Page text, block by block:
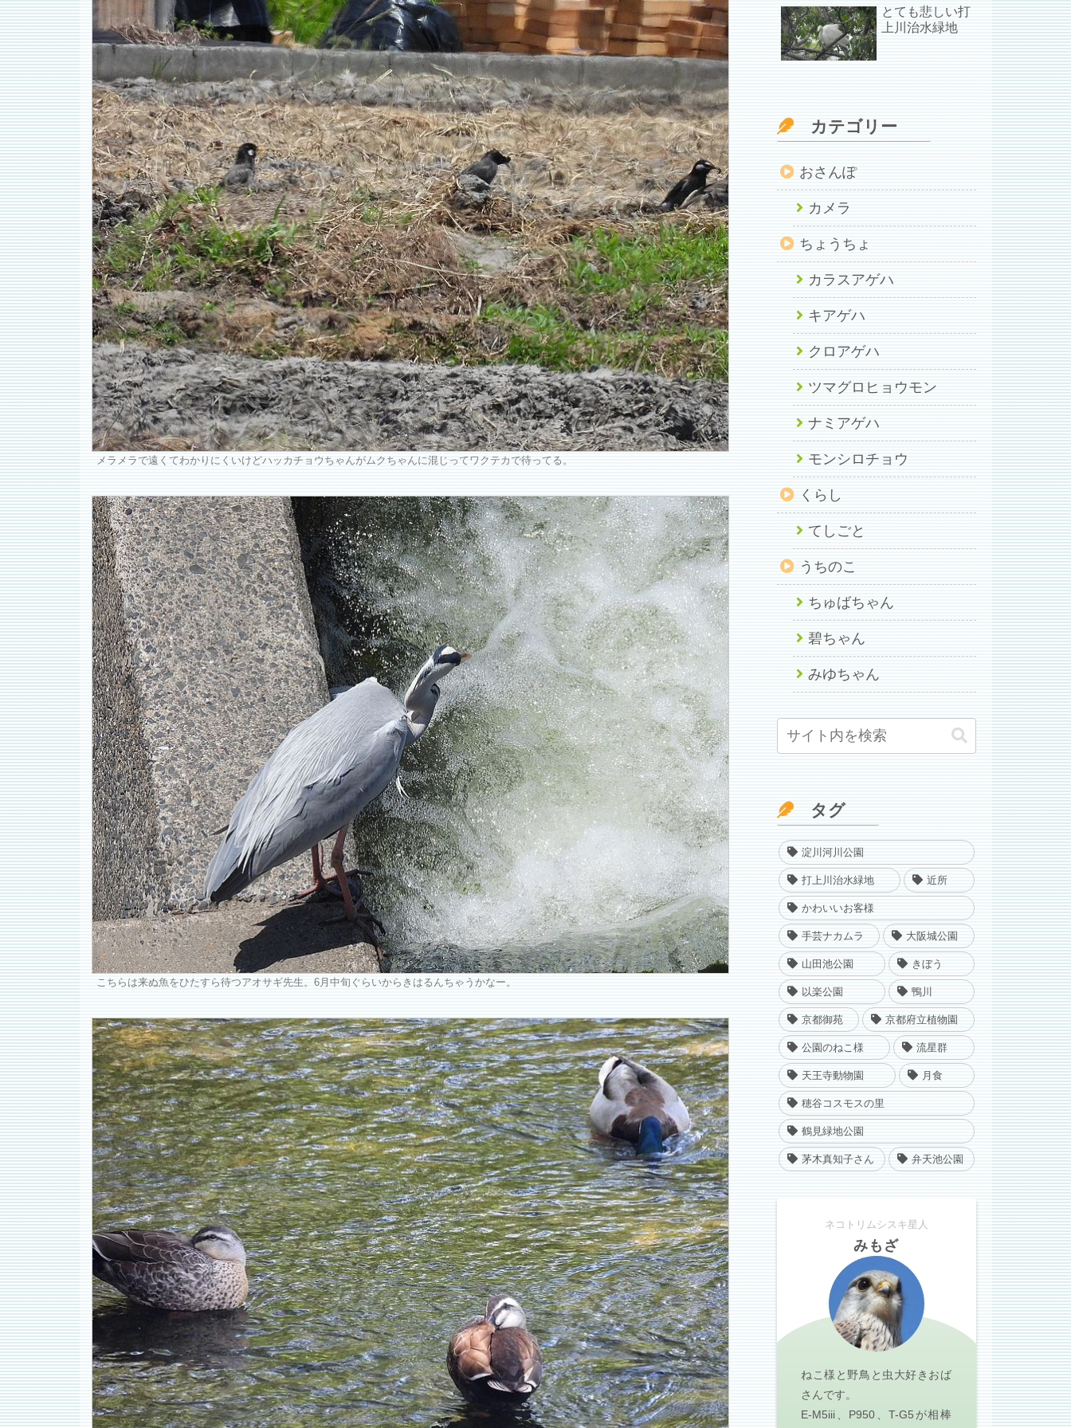
メラメラで遠くてわかりにくいけどハッカチョウちゃんがムクちゃんに混じってワクテカで待ってる。
こちらは来ぬ魚をひたすら待つアオサギ先生。6月中旬ぐらいからきはるんちゃうかなー。
とても悲しい打
上川治水緑地
カテゴリー
おさんぽ
カメラ
ちょうちょ
カラスアゲハ
キアゲハ
クロアゲハ
ツマグロヒョウモン
ナミアゲハ
モンシロチョウ
くらし
てしごと
うちのこ
ちゅばちゃん
碧ちゃん
みゆちゃん
タグ
淀川河川公園
打上川治水緑地 近所
かわいいお客様
手芸ナカムラ 大阪城公園
山田池公園 きぼう
以楽公園 鴨川
京都御苑 京都府立植物園
公園のねこ様 流星群
天王寺動物園 月食
穂谷コスモスの里
鶴見緑地公園
茅木真知子さん 弁天池公園
ネコトリムシスキ星人
みもざ
ねこ様と野鳥と虫大好きおば
さんです。
E-M5iii、P950、T-G5が相棒